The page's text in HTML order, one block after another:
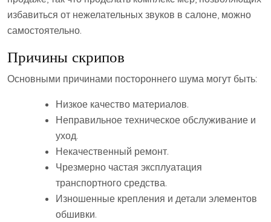
избавиться от нежелательных звуков в салоне, можно
самостоятельно.
Причины скрипов
Основными причинами постороннего шума могут быть:
Низкое качество материалов.
Неправильное техническое обслуживание и
уход.
Некачественный ремонт.
Чрезмерно частая эксплуатация
транспортного средства.
Изношенные крепления и детали элементов
обшивки.